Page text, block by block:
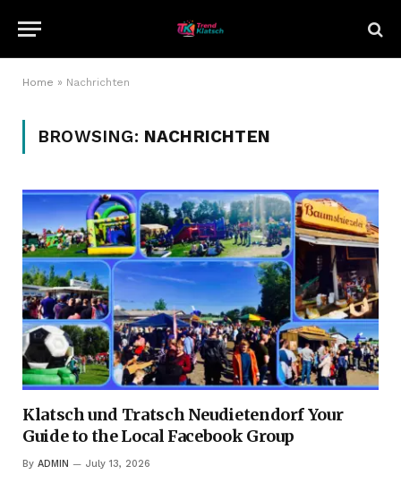
Home » Nachrichten
BROWSING: NACHRICHTEN
Klatsch und Tratsch Neudietendorf Your
Guide to the Local Facebook Group
By ADMIN July 13, 2026